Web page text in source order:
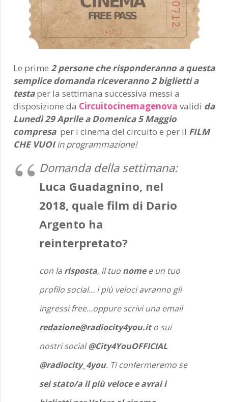
Le prime 2 persone che risponderanno a questa
semplice domanda riceveranno 2 biglietti a
testa per la settimana successiva messi a
disposizione da Circuitocinemagenova validi da
Lunedì 29 Aprile a Domenica 5 Maggio
compresa per i cinema del circuito e per il FILM
CHE VUOIin programmazione!
Domanda della settimana:
Luca Guadagnino, nel
2018, quale film di Dario
Argento ha
reinterpretato?
con la risposta, il tuo nomee un tuo
profilo social… i più veloci avranno gli
ingressi free…oppure scrivi una email
redazione@radiocity4you.ito sui
nostri social@City4YouOFFICIAL
@radiocity_4you. Ti confermeremo se
sei stato/a il più veloce e avrai i